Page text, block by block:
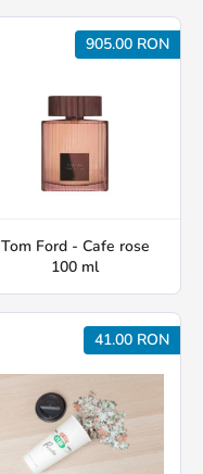
905.00 RON
Tom Ford - Cafe rose
100 ml
41.00 RON